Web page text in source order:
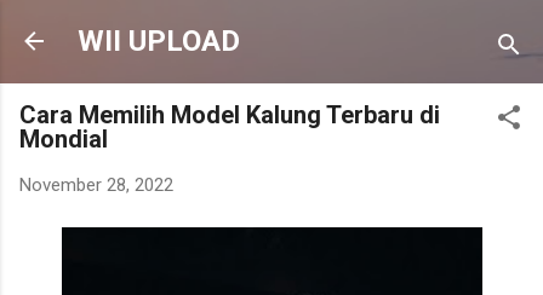
Langsung ke konten utama
WII UPLOAD
Cara Memilih Model Kalung Terbaru di
Mondial
November 28, 2022